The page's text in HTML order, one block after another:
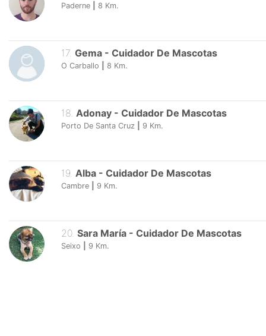
Paderne 8 Km.
17. Gema - Cuidador De Mascotas
O Carballo 8 Km.
18. Adonay - Cuidador De Mascotas
Porto De Santa Cruz 9 Km.
19. Alba - Cuidador De Mascotas
Cambre 9 Km.
20. Sara María - Cuidador De Mascotas
Seixo 9 Km.